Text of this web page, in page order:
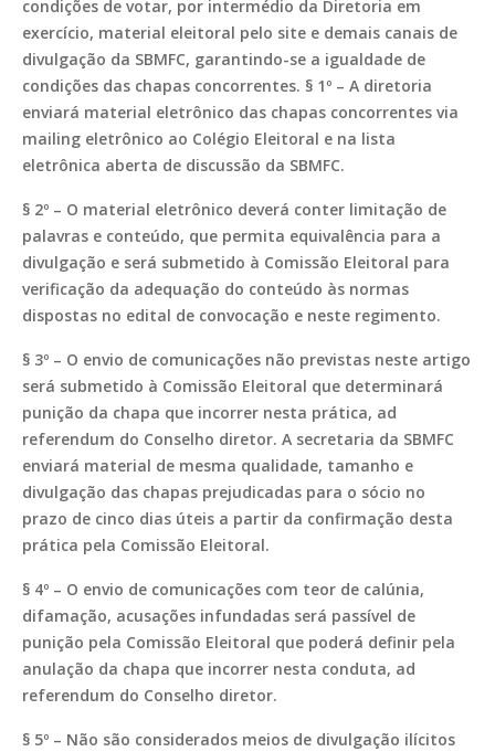
condições de votar, por intermédio da Diretoria em
exercício, material eleitoral pelo site e demais canais de
divulgação da SBMFC, garantindo-se a igualdade de
condições das chapas concorrentes. § 1º – A diretoria
enviará material eletrônico das chapas concorrentes via
mailing eletrônico ao Colégio Eleitoral e na lista
eletrônica aberta de discussão da SBMFC.
§ 2º – O material eletrônico deverá conter limitação de
palavras e conteúdo, que permita equivalência para a
divulgação e será submetido à Comissão Eleitoral para
verificação da adequação do conteúdo às normas
dispostas no edital de convocação e neste regimento.
§ 3º – O envio de comunicações não previstas neste artigo
será submetido à Comissão Eleitoral que determinará
punição da chapa que incorrer nesta prática, ad
referendum do Conselho diretor. A secretaria da SBMFC
enviará material de mesma qualidade, tamanho e
divulgação das chapas prejudicadas para o sócio no
prazo de cinco dias úteis a partir da confirmação desta
prática pela Comissão Eleitoral.
§ 4º – O envio de comunicações com teor de calúnia,
difamação, acusações infundadas será passível de
punição pela Comissão Eleitoral que poderá definir pela
anulação da chapa que incorrer nesta conduta, ad
referendum do Conselho diretor.
§ 5º – Não são considerados meios de divulgação ilícitos